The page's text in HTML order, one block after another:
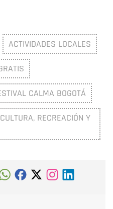
ACTIVIDADES LOCALES
CALMA BOGOTÁ
RECREACIÓN Y